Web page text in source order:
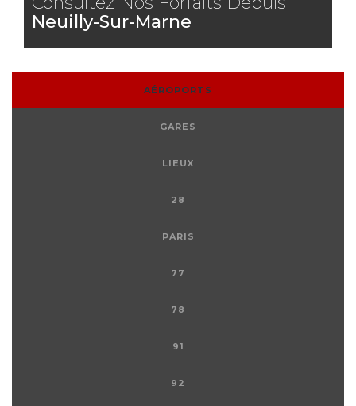
Neuilly-Sur-Marne
AÉROPORTS
GARES
LIEUX
28
PARIS
77
78
91
92